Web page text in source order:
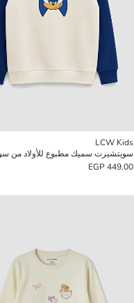
LCW Kids
سويتشيرت سميك مطبوع للأولاد من
449.00 EGP